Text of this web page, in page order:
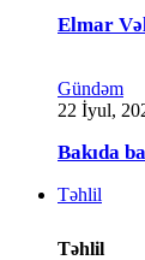
Elmar
Gündəm
22 İyul,
Bakıda
Təhlil
Təhlil